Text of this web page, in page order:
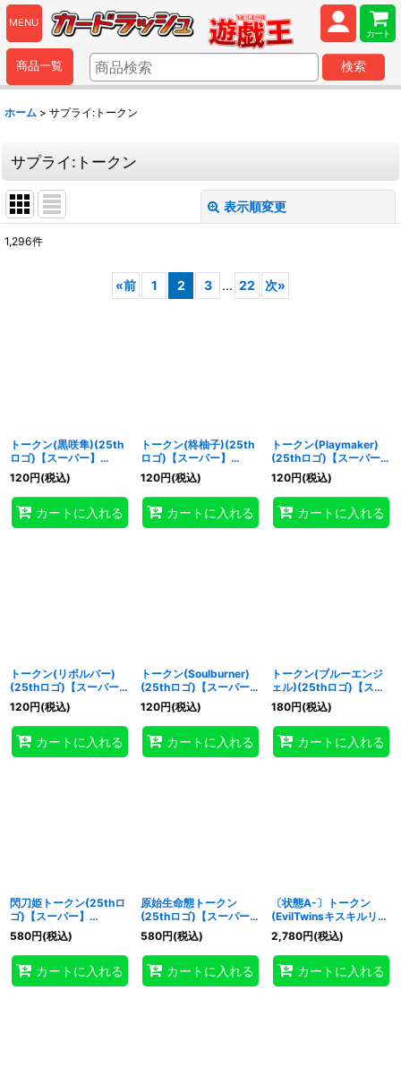
MENU
カート
商品一覧 検索
ホーム > サプライ:トークン
サプライ:トークン
表示順変更
1,296件
«前 1 2 3 ... 22 次»
トークン(黒咲隼)(25th
ロゴ)【スーパー】
{QCDB-JPT23}《トー
クン》
120円(税込)
カートに入れる
トークン(柊柚子)(25th
ロゴ)【スーパー】
{QCDB-JPT24}《トー
クン》
120円(税込)
カートに入れる
トークン(Playmaker)
(25thロゴ)【スーパー】
{QCDB-JPT25}《トー
クン》
120円(税込)
カートに入れる
トークン(リボルバー)
(25thロゴ)【スーパー】
{QCDB-JPT26}《トー
クン》
120円(税込)
カートに入れる
トークン(Soulburner)
(25thロゴ)【スーパー】
{QCDB-JPT27}《トー
クン》
120円(税込)
カートに入れる
トークン(ブルーエンジ
ェル)(25thロゴ)【スー
パー】{QCDB-JPT28}
《トークン》
180円(税込)
カートに入れる
閃刀姫トークン(25thロ
ゴ)【スーパー】
{QCDB-JPT29}《トー
クン》
580円(税込)
カートに入れる
原始生命態トークン
(25thロゴ)【スーパー】
{QCDB-JPT30}《トー
クン》
580円(税込)
カートに入れる
〔状態A-〕トークン
(EvilTwinsキスキルリィ
ラ)【ノーマルパラレ
ル】{SSTK-JP007}《ト
ークン》
2,780円(税込)
カートに入れる